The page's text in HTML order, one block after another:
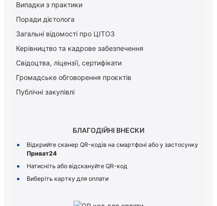
Випадки з практики
Поради дієтолога
Загальні відомості про ЦІТОЗ
Керiвництво та кадрове забезпечення
Свідоцтва, ліцензії, сертифікати
Громадське обговорення проєктів
Публічні закупівлі
БЛАГОДІЙНІ ВНЕСКИ
Відкрийте сканер QR-кодів на смартфоні або у застосунку
Приват24
Натисніть або відскануйте QR-код
Виберіть картку для оплати